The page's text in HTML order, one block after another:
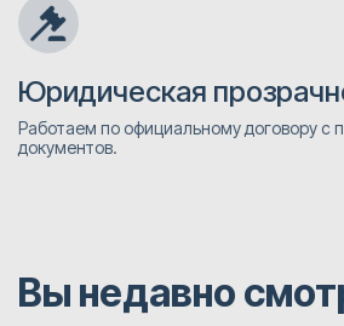
Юридическая
Работаем по официальному договору с
документов.
Вы недавно